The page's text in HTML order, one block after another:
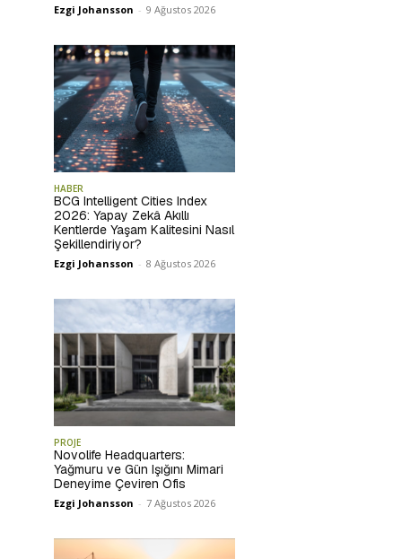
Ezgi Johansson - 9 Ağustos 2026
HABER
BCG Intelligent Cities Index
2026: Yapay Zekâ Akıllı
Kentlerde Yaşam Kalitesini Nasıl
Şekillendiriyor?
Ezgi Johansson - 8 Ağustos 2026
PROJE
Novolife Headquarters:
Yağmuru ve Gün Işığını Mimari
Deneyime Çeviren Ofis
Ezgi Johansson - 7 Ağustos 2026